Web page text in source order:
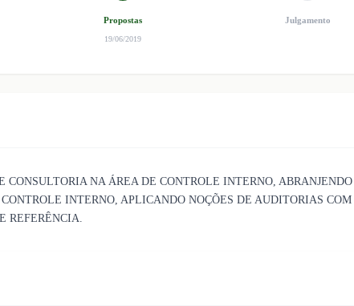
Propostas
19/06/2019
Julgamento
CONSULTORIA NA ÁREA DE CONTROLE INTERNO,
INTERNO, APLICANDO NOÇÕES DE AUDITORIAS
REFERÊNCIA.